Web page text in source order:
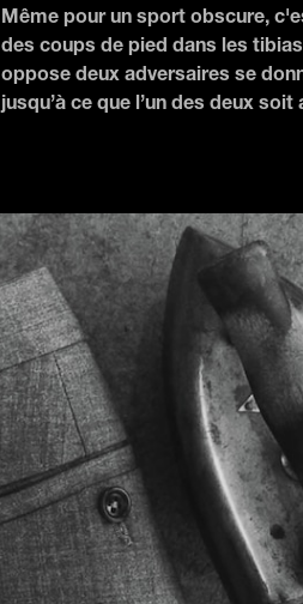
Même pour un sport obscure,
des coups de pied dans les
oppose deux adversaires se
jusqu’à ce que l’un des deux